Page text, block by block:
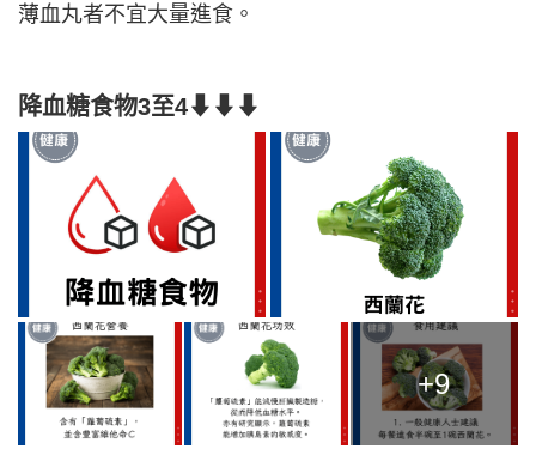
薄血丸者不宜大量進食。
降血糖食物3至4⬇⬇⬇
+9